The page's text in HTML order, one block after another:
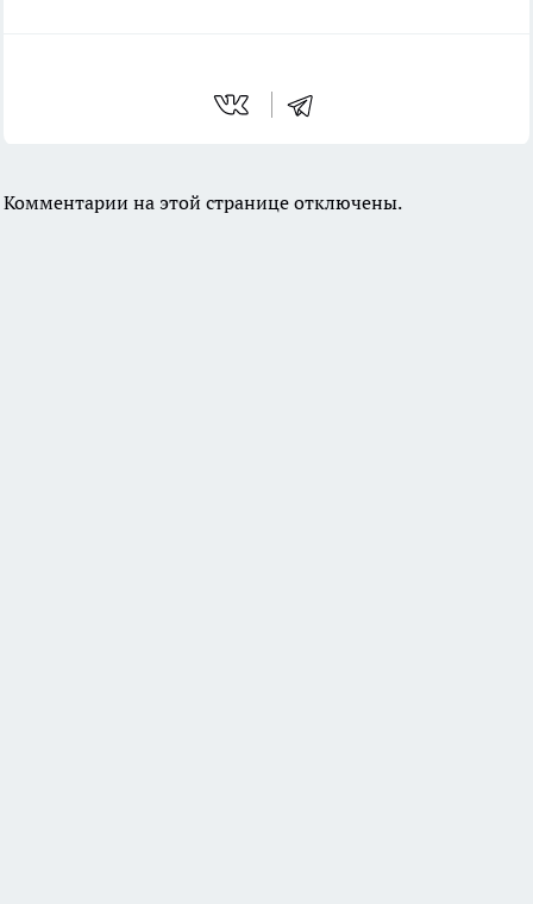
Комментарии на этой странице отключены.